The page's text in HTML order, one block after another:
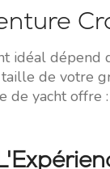
idéal dépend
de votre
de yacht offre :